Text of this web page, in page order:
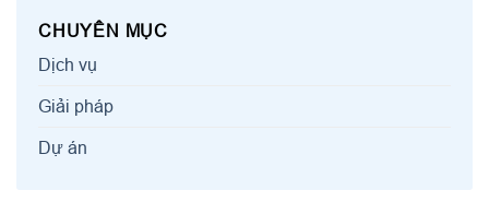
CHUYÊN MỤC
Dịch vụ
Giải pháp
Dự án